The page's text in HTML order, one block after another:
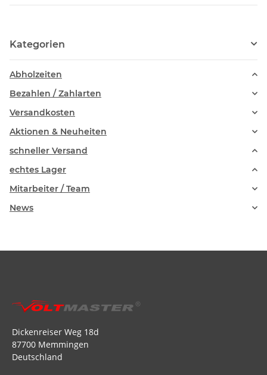
Kategorien
Abholzeiten
Bezahlen / Zahlarten
Versandkosten
Aktionen & Neuheiten
schneller Versand
echtes Lager
Mitarbeiter / Team
News
Dickenreiser Weg 18d
87700 Memmingen
Deutschland